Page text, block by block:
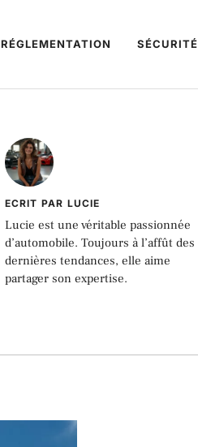
RÉGLEMENTATION SÉCURITÉ
ECRIT PAR LUCIE
Lucie est une véritable passionnée
d’automobile. Toujours à l’affût des
dernières tendances, elle aime
partager son expertise.